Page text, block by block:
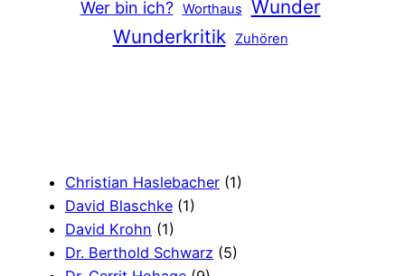
Wer bin ich? Worthaus
Wunder
Wunderkritik
Zuhören
Christian Haslebacher (1)
David Blaschke (1)
David Krohn (1)
Dr. Berthold Schwarz (5)